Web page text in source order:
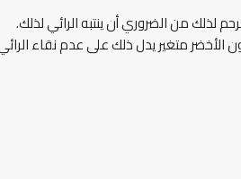
لذلك من الضروري أن ينتبه الرائي لذلك.
الأخضر متغير يدل ذلك على عدم نقاء